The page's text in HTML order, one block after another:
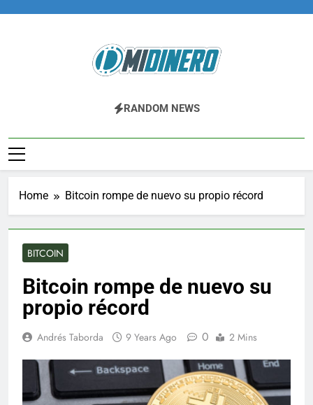
Midinero.co
Fintech, Criptomonedas
RANDOM NEWS
Home Bitcoin rompe de nuevo su propio récord
BITCOIN
Bitcoin rompe de nuevo su
propio récord
Andrés Taborda 9 Years Ago 0 2 Mins